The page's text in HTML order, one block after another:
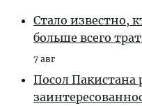
Стало известно,
больше всего
7 авг
Посол Пакистана